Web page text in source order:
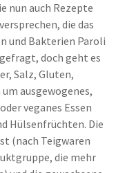
nun auch Rezepte
die das
und Bakterien Paroli
doch geht es
Salz, Gluten,
ausgewogenes,
veganes Essen
Hülsenfrüchten. Die
(nach Teigwaren
die mehr